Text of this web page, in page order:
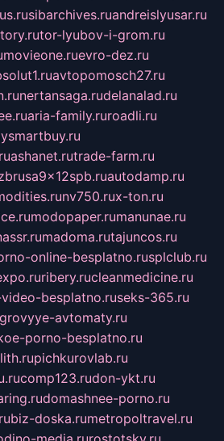
sibarchives.ruandreislyusar.ru
tor-lyubov-i-grom.ru
movieone.ruevro-dez.ru
avtopomosch27.ru
nertansaga.rudelanalad.ru
aria-family.ruroadli.ru
ashanet.rutrade-farm.ru
autodamp.ru
nv750.rux-ton.ru
modopaper.rumanunae.ru
madoma.rutajuncos.ru
online-besplatno.rusplclub.ru
ribery.rucleanmedicine.ru
besplatno.ruseks-365.ru
avtomaty.ru
porno-besplatno.ru
pichkurovlab.ru
comp123.rudon-ykt.ru
domashnee-porno.ru
biz-doska.rumetropoltravel.ru